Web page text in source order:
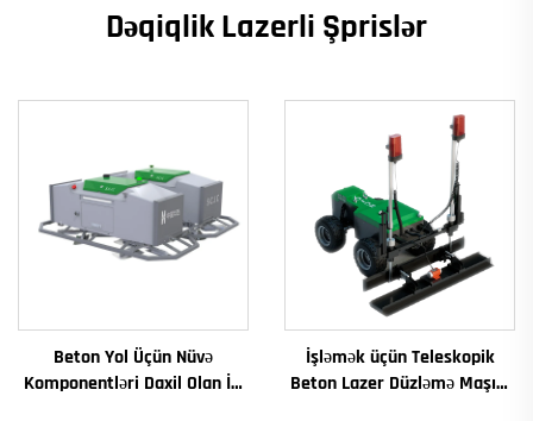
Dəqiqlik Lazerli Şprislər
Beton Yol Üçün Nüvə
Komponentləri Daxil Olan İri
İşləmək üçün Teleskopik
Beton Lazer Düzləmə Maşını